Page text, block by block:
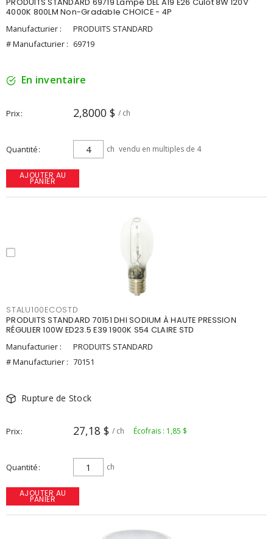
PRODUITS STANDARD 69719 Lampe DEL A19 E26 Culot 8W 120V
4000K 800LM Non-Gradable CHOICE - 4P
Manufacturier :
PRODUITS STANDARD
# Manufacturier : 69719
En inventaire
Prix 2,8000 $ / ch
Quantité ch vendu en multiples de 4
AJOUTER AU
PANIER
STALU100ECOSTD
PRODUITS STANDARD 70151 DHI SODIUM À HAUTE PRESSION
RÉGULIER 100W ED23.5 E39 1900K S54 CLAIRE STD
Manufacturier :
PRODUITS STANDARD
# Manufacturier : 70151
Rupture de Stock
Prix 27,18 $ / ch Écofrais : 1,85 $
Quantité ch
AJOUTER AU
PANIER